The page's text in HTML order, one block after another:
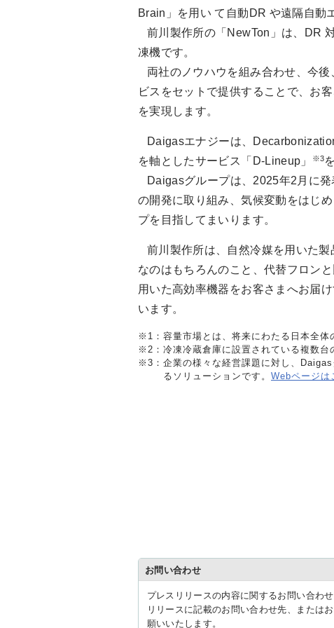
Brain」を用い て自動DR や遠隔自動
前川製作所の「NewTon」は、DR
凍機です。
両社のノウハウを組み合わせ、今
ビスをセットで提供することで、お
を実現します。
Daigasエナジーは、
を軸としたサービス「D-Lineup」
※3
Daigasグループは、2025年2月に発
の開発に取り組み、気候変動をはじ
プを目指してまいります。
前川製作所は、自然冷媒を用いた製
なのはもちろんのこと、代替フロン
用いた高効率機器をお客さまへお届
います。
※1： 容量市場とは、将来にわたる日本全体
※2： 冷凍冷蔵倉庫に設置されている複数台
※3： 企業の様々な経営課題に対し、
るソリューションです。 Webページは
お問い合わせ
プレスリリースの内容に関するお問い合わ
リリースに記載のお問い合わせ先、または
願いいたします。